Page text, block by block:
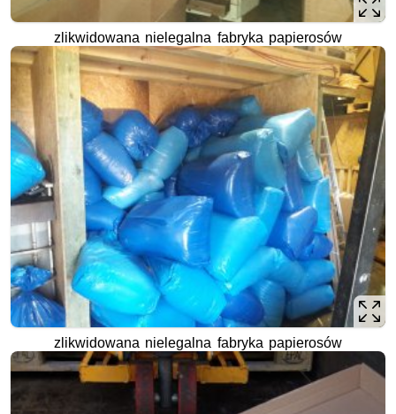
zlikwidowana nielegalna fabryka papierosów
zlikwidowana nielegalna fabryka papierosów